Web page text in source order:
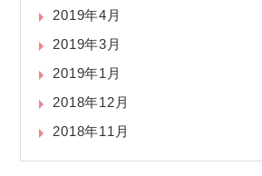
2019年4月
2019年3月
2019年1月
2018年12月
2018年11月